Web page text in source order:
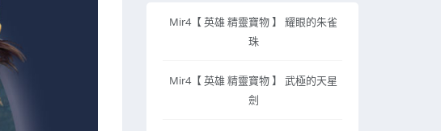
Mir4【 英雄 精靈寶物 】 耀眼的朱雀
珠
Mir4【 英雄 精靈寶物 】 武極的天星
劍